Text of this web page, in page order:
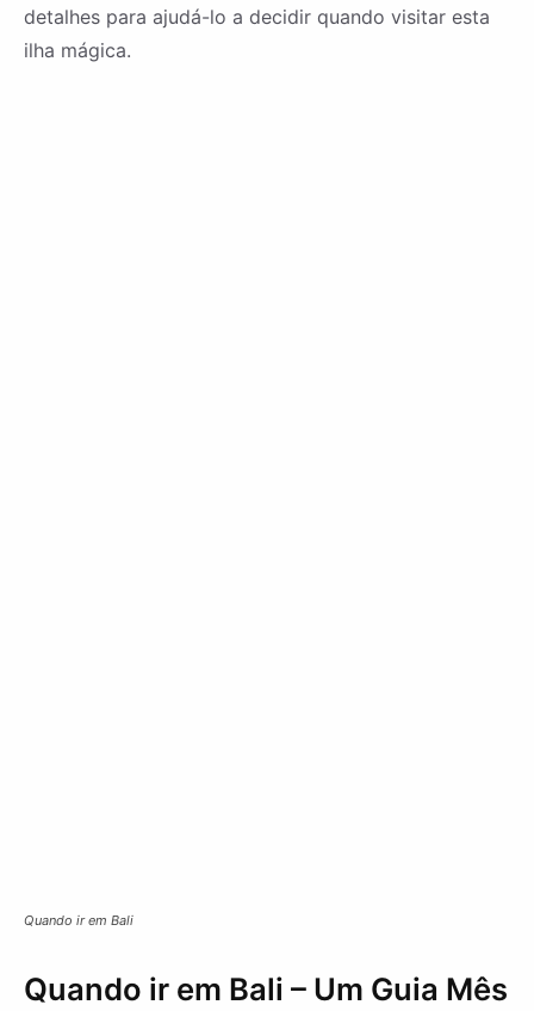
detalhes para ajudá-lo a decidir quando visitar esta
ilha mágica.
Quando ir em Bali
Quando ir em Bali – Um Guia Mês